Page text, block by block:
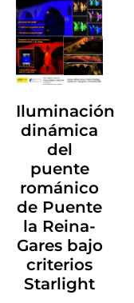
Iluminación
dinámica
del
puente
románico
de Puente
la Reina-
Gares bajo
criterios
Starlight